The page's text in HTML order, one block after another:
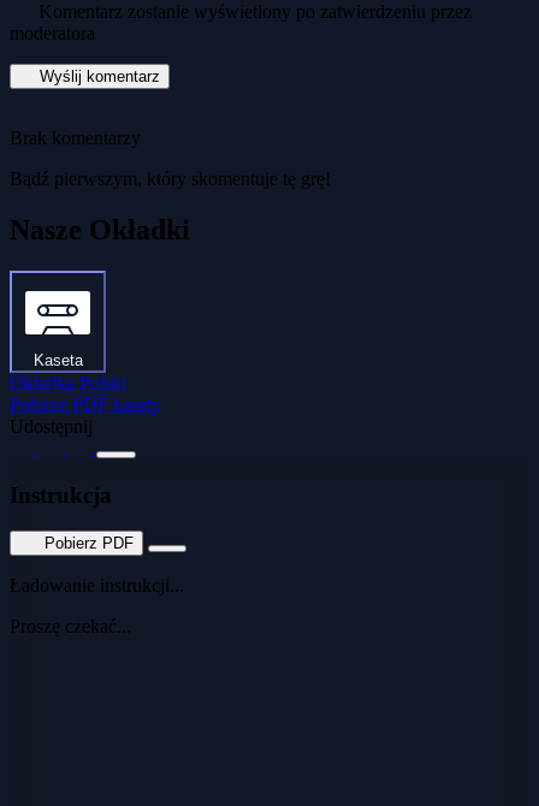
Komentarz zostanie wyświetlony po zatwierdzeniu przez
moderatora
Wyślij komentarz
Brak komentarzy
Bądź pierwszym, który skomentuje tę grę!
Nasze Okładki
Kaseta
Okładka Polski
Pobierz PDF kasety
Udostępnij
Instrukcja
Pobierz PDF
Ładowanie instrukcji...
Proszę czekać...